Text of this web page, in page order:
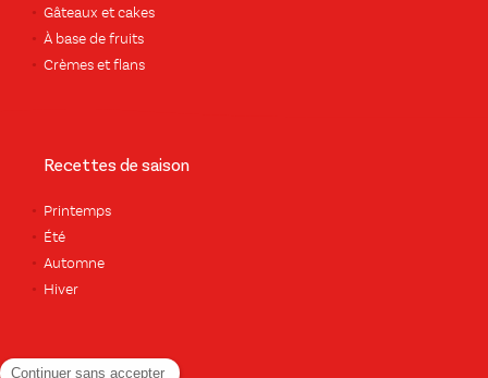
Gâteaux et cakes
À base de fruits
Crèmes et flans
Recettes de saison
Printemps
Été
Automne
Hiver